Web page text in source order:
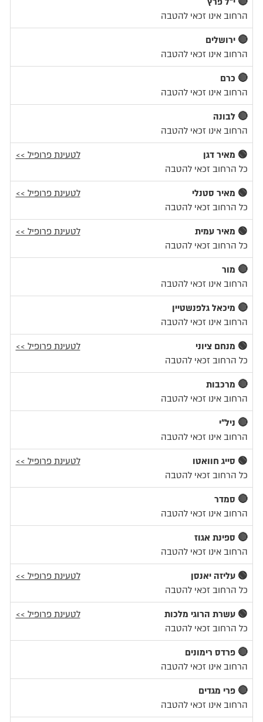
הרחוב אינו זכאי להטבה
🔴 ירושלים
הרחוב אינו זכאי להטבה
🔴 כרם
הרחוב אינו זכאי להטבה
🔴 לבונה
הרחוב אינו זכאי להטבה
🟢 מאיר דגן
לטעינת פרופיל >>
כל הרחוב זכאי להטבה
🟢 מאיר סטנלי
לטעינת פרופיל >>
כל הרחוב זכאי להטבה
🟢 מאיר עמית
לטעינת פרופיל >>
כל הרחוב זכאי להטבה
🔴 מור
הרחוב אינו זכאי להטבה
🔴 מיכאל גלפנשטיין
הרחוב אינו זכאי להטבה
🟢 מנחם ציוני
לטעינת פרופיל >>
כל הרחוב זכאי להטבה
🔴 מרכבות
הרחוב אינו זכאי להטבה
🔴 ניל"י
הרחוב אינו זכאי להטבה
🟢 סייג חוואטו
לטעינת פרופיל >>
כל הרחוב זכאי להטבה
🔴 סמדר
הרחוב אינו זכאי להטבה
🔴 ספינת אגוז
הרחוב אינו זכאי להטבה
🟢 עליזה יאנסן
לטעינת פרופיל >>
כל הרחוב זכאי להטבה
🟢 עשרת הרוגי מלכות
לטעינת פרופיל >>
כל הרחוב זכאי להטבה
🔴 פרדס רימונים
הרחוב אינו זכאי להטבה
🔴 פרי מגדים
הרחוב אינו זכאי להטבה